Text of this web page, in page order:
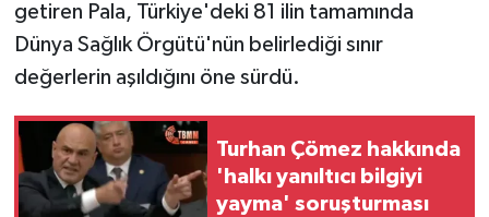
getiren Pala, Türkiye'deki 81 ilin tamamında
Dünya Sağlık Örgütü'nün belirlediği sınır
değerlerin aşıldığını öne sürdü.
Turhan Çömez hakkında
'halkı yanıltıcı bilgiyi
yayma' soruşturması